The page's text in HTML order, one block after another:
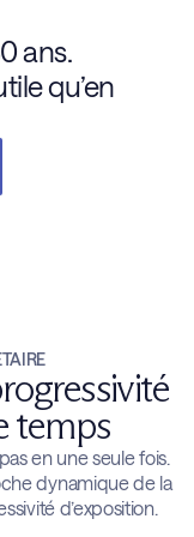
ans.
qu’en
temps
en une seule fois.
dynamique de la
d’exposition.